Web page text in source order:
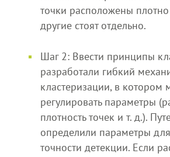
точки расположены
другие стоят отдельно.
Шаг 2: Ввести принципы
разработали гибкий
кластеризации, в котором
регулировать параметры
плотность точек и т. д.).
определили параметры
точности детекции. Если